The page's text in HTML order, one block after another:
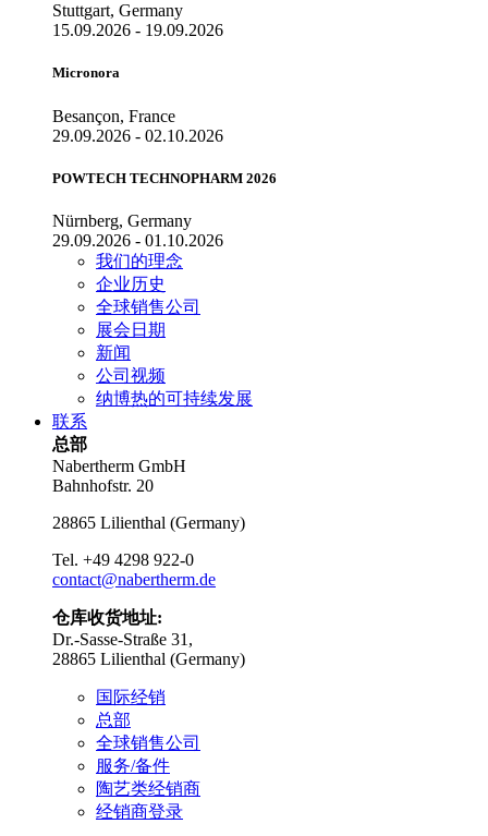
Stuttgart, Germany
15.09.2026 - 19.09.2026
Micronora
Besançon, France
29.09.2026 - 02.10.2026
POWTECH TECHNOPHARM 2026
Nürnberg, Germany
29.09.2026 - 01.10.2026
我们的理念
企业历史
全球销售公司
展会日期
新闻
公司视频
纳博热的可持续发展
联系
总部
Nabertherm GmbH
Bahnhofstr. 20
28865 Lilienthal (Germany)
Tel. +49 4298 922-0
contact@nabertherm.de
仓库收货地址:
Dr.-Sasse-Straße 31,
28865 Lilienthal (Germany)
国际经销
总部
全球销售公司
服务/备件
陶艺类经销商
经销商登录